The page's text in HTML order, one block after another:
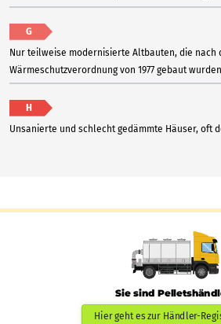
G
Nur teilweise modernisierte Altbauten, die nach
Wärmeschutzverordnung von 1977 gebaut wurden
H
Unsanierte und schlecht gedämmte Häuser, oft
Sie sind
Hier geht es zur Händler-